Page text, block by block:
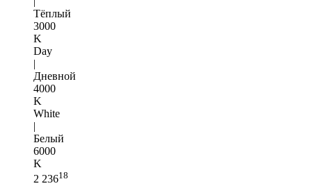
Тёплый
3000
K
Day
|
Дневной
4000
K
White
|
Белый
6000
K
2 23618